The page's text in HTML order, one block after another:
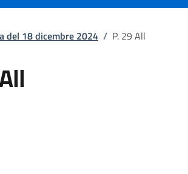
del 18 dicembre 2024 / P. 29 All